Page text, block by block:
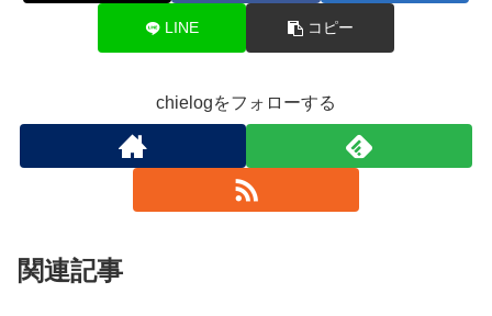
LINE コピー
chielogをフォローする
関連記事